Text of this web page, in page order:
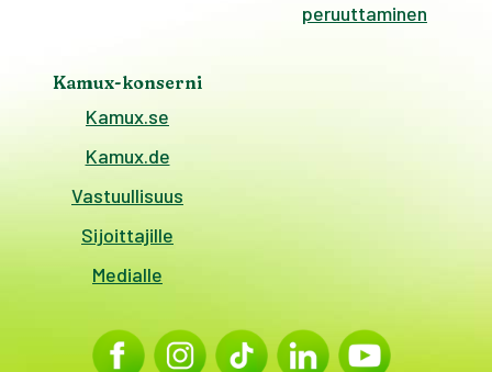
peruuttaminen
Kamux-konserni
Kamux.se
Kamux.de
Vastuullisuus
Sijoittajille
Medialle